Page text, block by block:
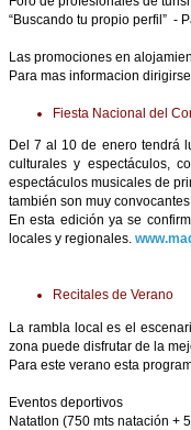
“Buscando tu propio perfil” -
Las promociones en
Para mas informacion
Fiesta Nacional del
Del 7 al 10 de enero tendrá
culturales y espectáculos,
espectáculos musicales de
también son muy
En esta edición ya se
locales y regionales.
Recitales de Verano
La rambla local es el
zona puede disfrutar de la
Para este verano esta
Eventos deportivos
Natatlon (750 mts natación +